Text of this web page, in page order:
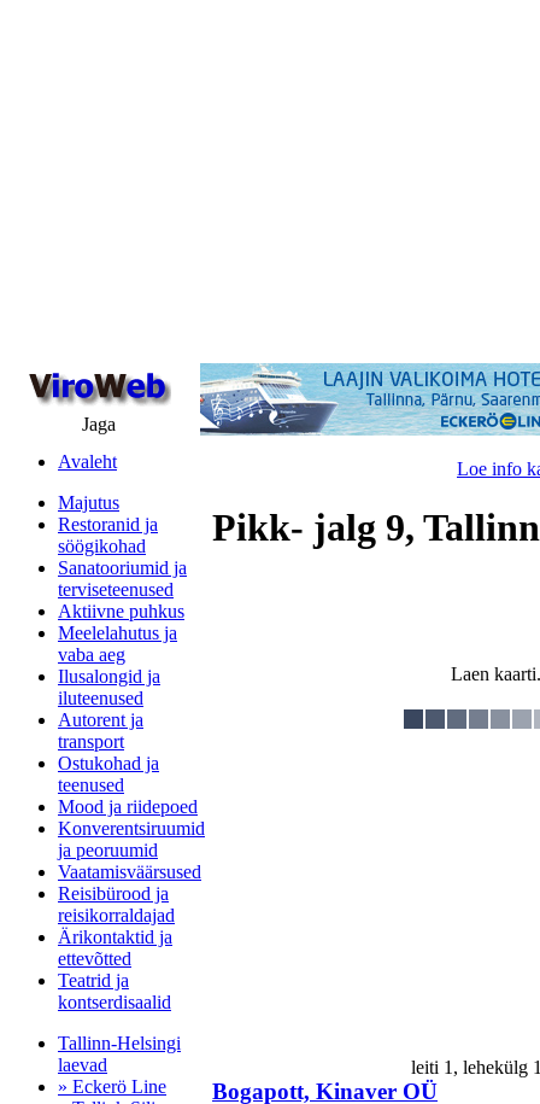
Jaga
Avaleht
Majutus
Restoranid ja
söögikohad
Sanatooriumid ja
terviseteenused
Aktiivne puhkus
Meelelahutus ja
vaba aeg
Ilusalongid ja
iluteenused
Autorent ja
transport
Ostukohad ja
teenused
Mood ja riidepoed
Konverentsiruumid
ja peoruumid
Vaatamisväärsused
Reisibürood ja
reisikorraldajad
Ärikontaktid ja
ettevõtted
Teatrid ja
kontserdisaalid
Tallinn-Helsingi
laevad
» Eckerö Line
Loe info
Pikk- jalg 9,
Laen
leiti 1,
Bogapott, Kinaver OÜ